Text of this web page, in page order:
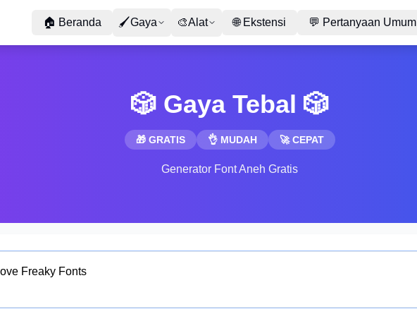
🏠 Beranda 🖌Gaya 🎨Alat 🌐 Ekstensi 💬 Pertanyaan Umum
🎲 Gaya Tebal 🎲
🎁 GRATIS 👌 MUDAH 🚀 CEPAT
Generator Font Aneh Gratis